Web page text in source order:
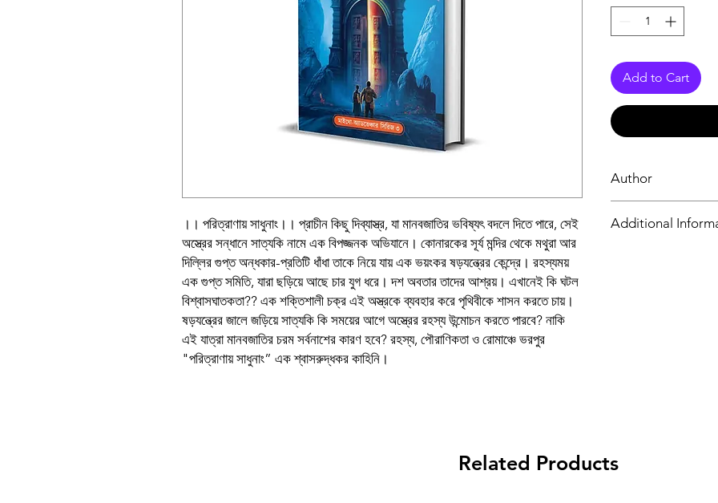
।। পরিত্রাণায় সাধুনাং।। প্রাচীন কিছু দিব্যাস্ত্র, যা মানবজাতির ভবিষ্যৎ বদলে দিতে পারে, সেই
অস্ত্রের সন্ধানে সাত্যকি নামে এক বিপজ্জনক অভিযানে। কোনারকের সূর্য মন্দির থেকে মথুরা আর
দিল্লির গুপ্ত অন্ধকার-প্রতিটি ধাঁধা তাকে নিয়ে যায় এক ভয়ংকর ষড়যন্ত্রের কেন্দ্রে। রহস্যময়
এক গুপ্ত সমিতি, যারা ছড়িয়ে আছে চার যুগ ধরে। দশ অবতার তাদের আশ্রয়। এখানেই কি ঘটল
বিশ্বাসঘাতকতা?? এক শক্তিশালী চক্র এই অস্ত্রকে ব্যবহার করে পৃথিবীকে শাসন করতে চায়।
ষড়যন্ত্রের জালে জড়িয়ে সাত্যকি কি সময়ের আগে অস্ত্রের রহস্য উন্মোচন করতে পারবে? নাকি
এই যাত্রা মানবজাতির চরম সর্বনাশের কারণ হবে? রহস্য, পৌরাণিকতা ও রোমাঞ্চে ভরপুর
"পরিত্রাণায় সাধুনাং” এক শ্বাসরুদ্ধকর কাহিনি।
Add to Cart
Author
Additional
Related Products